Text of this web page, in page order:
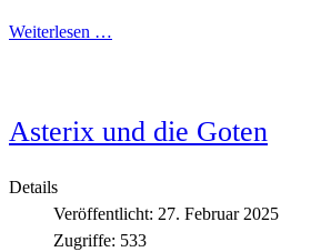
Weiterlesen …
Asterix und die Goten
Details
Veröffentlicht: 27. Februar 2025
Zugriffe: 533